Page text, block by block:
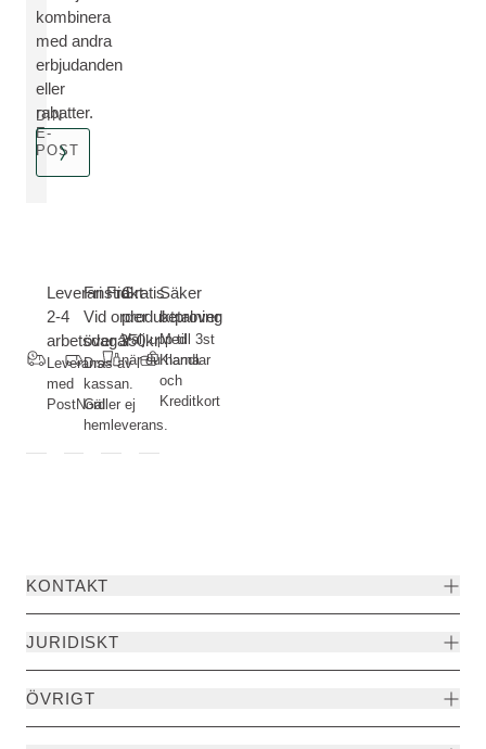
kombinera
med andra
erbjudanden
eller
rabatter.
DIN
E-
POST
Leveranstid
2-4
arbetsdagar
Leverans
med
PostNord
Fri Frakt-
Vid order
över 350kr
Dras av i
kassan.
Gäller ej
hemleverans.
Gratis
produktprover
Välj upp till 3st
när du handlar
Säker
betalning
Med
Klarna
och
Kreditkort
KONTAKT
JURIDISKT
ÖVRIGT